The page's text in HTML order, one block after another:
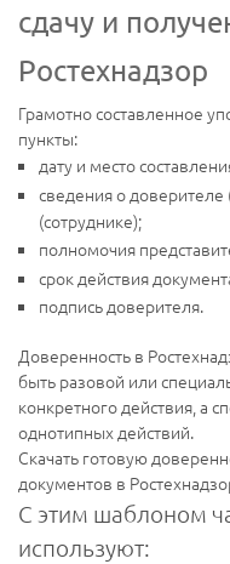
сдачу и
Ростехнадзор
Грамотно составленное
пункты:
дату и место
сведения о
(сотруднике);
полномочия
срок действия
подпись доверителя.
Доверенность в
быть разовой или
конкретного действия, а
однотипных действий.
Скачать готовую
документов в
С этим шаблоном
используют: